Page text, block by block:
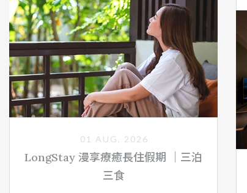
簡約靜謐的生活美學，展開一場親子共感的夏日
療癒旅程。
了解更多
LongStay 漫享療癒長住假期 ｜三泊
三食
01 AUG, 2026